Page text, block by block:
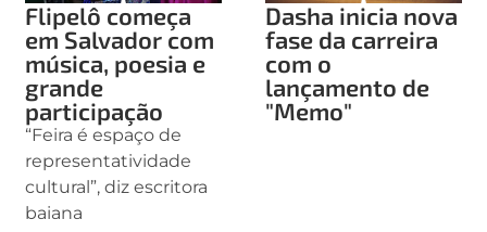
Flipelô começa
em Salvador com
música, poesia e
grande
participação
“Feira é espaço de
representatividade
cultural”, diz escritora
baiana
Dasha inicia nova
fase da carreira
com o
lançamento de
"Memo"